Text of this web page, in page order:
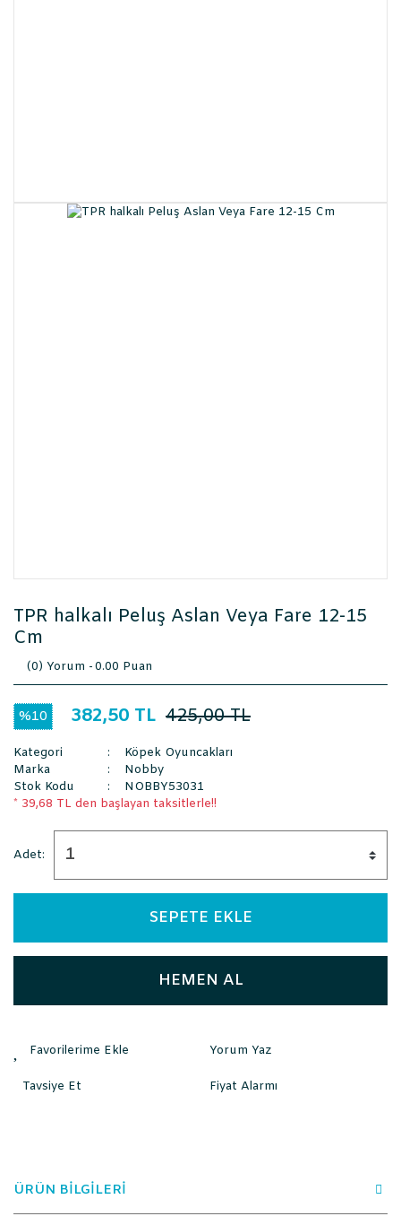
TPR halkalı Peluş Aslan Veya Fare 12-15
Cm
(0) Yorum -0.00 Puan
%10 382,50 TL 425,00 TL
Kategori
Köpek Oyuncakları
Marka
Nobby
Stok Kodu
NOBBY53031
* 39,68 TL den başlayan taksitlerle!!
Adet:
SEPETE EKLE
HEMEN AL
Yorum Yaz
Tavsiye Et Fiyat Alarmı
ÜRÜN BİLGİLERİ